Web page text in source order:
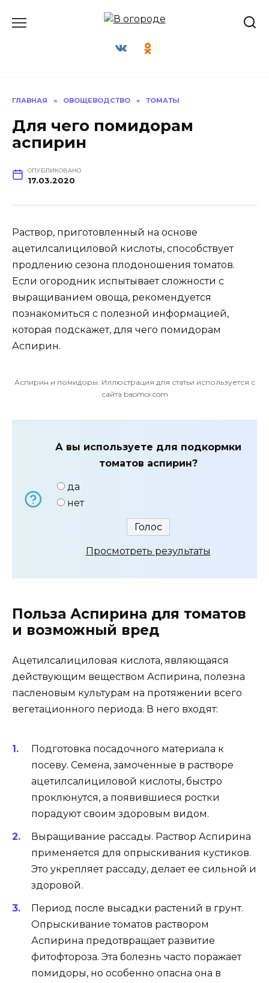
ГЛАВНАЯ » ОВОЩЕВОДСТВО » ТОМАТЫ
Для чего помидорам
аспирин
ОПУБЛИКОВАНО
17.03.2020
Раствор, приготовленный на основе
ацетилсалициловой кислоты, способствует
продлению сезона плодоношения томатов.
Если огородник испытывает сложности с
выращиванием овоща, рекомендуется
познакомиться с полезной информацией,
которая подскажет, для чего помидорам
Аспирин.
Аспирин и помидоры. Иллюстрация для статьи используется с
сайта baomoi.com
А вы используете для подкормки
томатов аспирин?
да
нет
Просмотреть результаты
Польза Аспирина для томатов
и возможный вред
Ацетилсалициловая кислота, являющаяся
действующим веществом Аспирина, полезна
пасленовым культурам на протяжении всего
вегетационного периода. В него входят:
Подготовка посадочного материала к
посеву. Семена, замоченные в растворе
ацетилсалициловой кислоты, быстро
проклюнутся, а появившиеся ростки
порадуют своим здоровым видом.
Выращивание рассады. Раствор Аспирина
применяется для опрыскивания кустиков.
Это укрепляет рассаду, делает ее сильной и
здоровой.
Период после высадки растений в грунт.
Опрыскивание томатов раствором
Аспирина предотвращает развитие
фитофтороза. Эта болезнь часто поражает
помидоры, но особенно опасна она в